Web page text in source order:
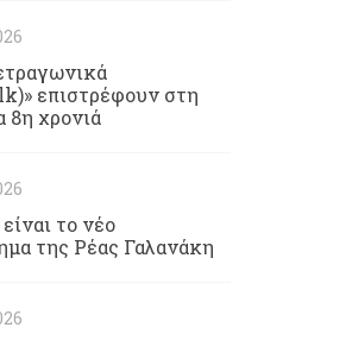
επιστρέφουν στη
8η χρονιά
το νέο
της Ρέας Γαλανάκη